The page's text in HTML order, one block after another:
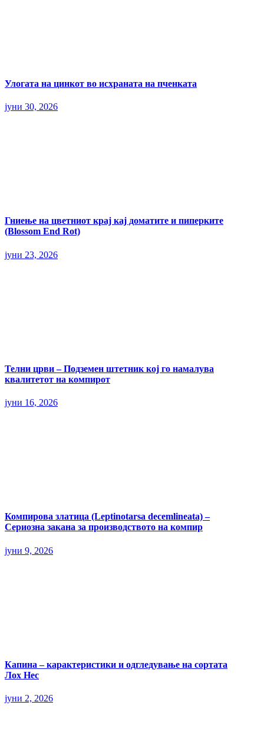
Улогата на цинкот во исхраната на пченката
јуни 30, 2026
Гниење на цветниот крај кај доматите и пиперките
(Blossom End Rot)
јуни 23, 2026
Телни црви – Подземен штетник кој го намалува
квалитетот на компирот
јуни 16, 2026
Компирова златица (Leptinotarsa decemlineata) –
Сериозна закана за производството на компир
јуни 9, 2026
Капина – карактеристики и одгледување на сортата
Лох Нес
јуни 2, 2026